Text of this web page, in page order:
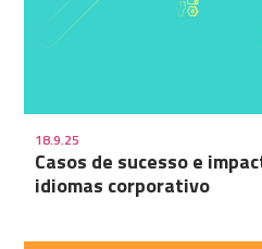
18.9.25
Casos de sucesso e
idiomas corporativo